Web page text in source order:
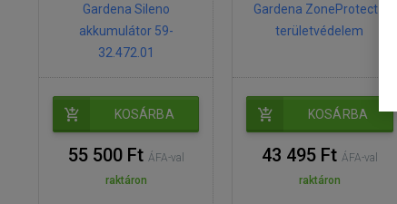
Gardena Sileno
akkumulátor 59-
32.472.01
KOSÁRBA
55 500 Ft ÁFA-val
raktáron
Gardena ZoneProtect -
területvédelem
KOSÁRBA
43 495 Ft ÁFA-val
raktáron